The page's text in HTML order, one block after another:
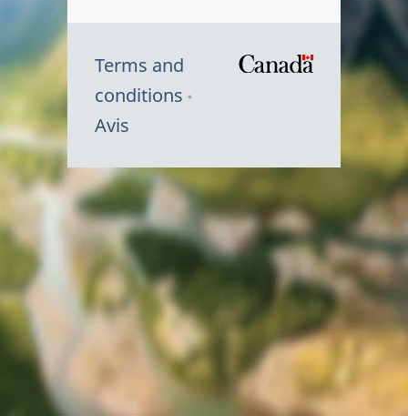
Terms and
conditions
Avis
Canada